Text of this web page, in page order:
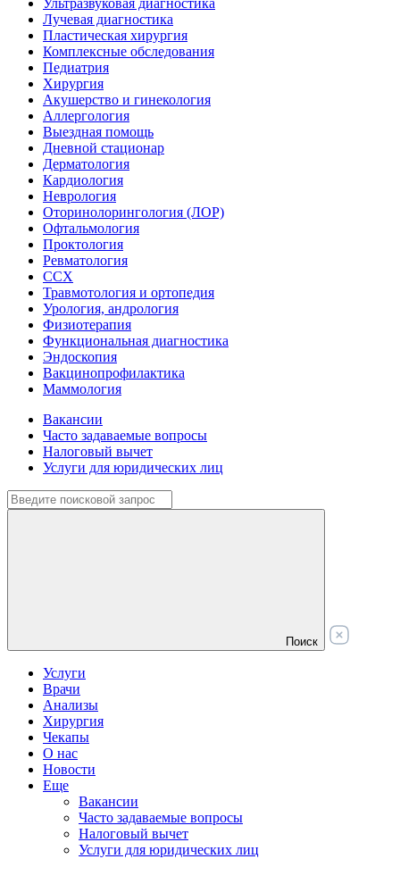
Ультразвуковая диагностика
Лучевая диагностика
Пластическая хирургия
Комплексные обследования
Педиатрия
Хирургия
Акушерство и гинекология
Аллергология
Выездная помощь
Дневной стационар
Дерматология
Кардиология
Неврология
Оторинолорингология (ЛОР)
Офтальмология
Проктология
Ревматология
ССХ
Травмотология и ортопедия
Урология, андрология
Физиотерапия
Функциональная диагностика
Эндоскопия
Вакцинопрофилактика
Маммология
Вакансии
Часто задаваемые вопросы
Налоговый вычет
Услуги для юридических лиц
Поиск
Услуги
Врачи
Анализы
Хирургия
Чекапы
О нас
Новости
Еще
Вакансии
Часто задаваемые вопросы
Налоговый вычет
Услуги для юридических лиц